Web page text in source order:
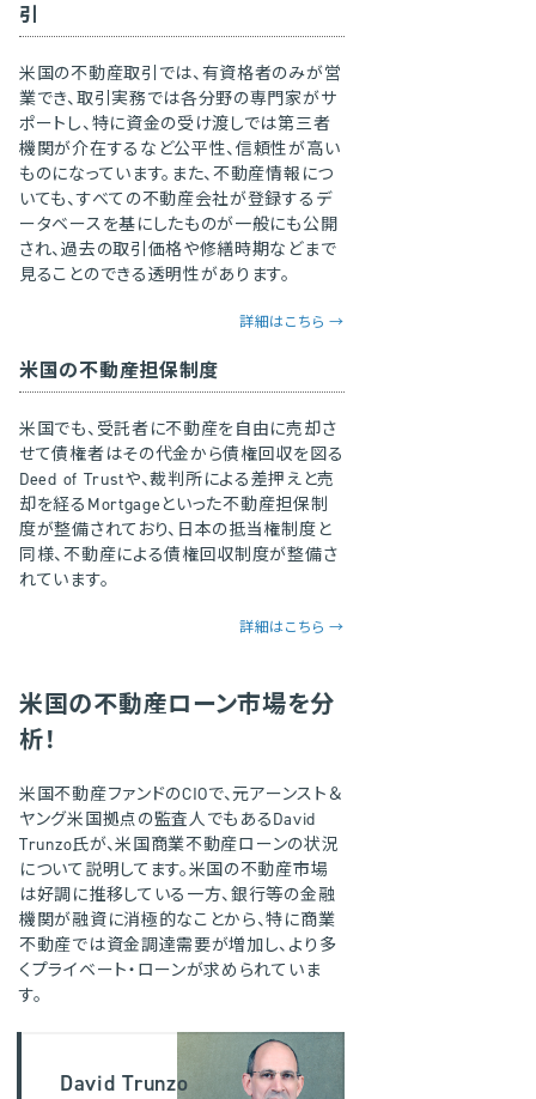
引
米国の不動産取引では、有資格者のみが営
業でき、取引実務では各分野の専門家がサ
ポートし、特に資金の受け渡しでは第三者
機関が介在するなど公平性、信頼性が高い
ものになっています。また、不動産情報につ
いても、すべての不動産会社が登録するデ
ータベースを基にしたものが一般にも公開
され、過去の取引価格や修繕時期などまで
見ることのできる透明性があります。
詳細はこちら →
米国の不動産担保制度
米国でも、受託者に不動産を自由に売却さ
せて債権者はその代金から債権回収を図る
Deed of Trustや、裁判所による差押えと売
却を経るMortgageといった不動産担保制
度が整備されており、日本の抵当権制度と
同様、不動産による債権回収制度が整備さ
れています。
詳細はこちら →
米国の不動産ローン市場を分
析！
米国不動産ファンドのCIOで、元アーンスト＆
ヤング米国拠点の監査人でもあるDavid
Trunzo氏が、米国商業不動産ローンの状況
について説明してます。米国の不動産市場
は好調に推移している一方、銀行等の金融
機関が融資に消極的なことから、特に商業
不動産では資金調達需要が増加し、より多
くプライベート・ローンが求められていま
す。
David Trunzo